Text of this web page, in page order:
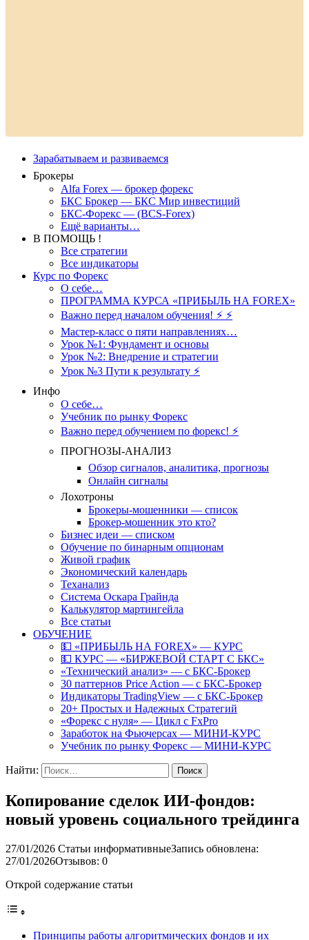
Зарабатываем и развиваемся
Брокеры
Alfa Forex — брокер форекс
БКС Брокер — БКС Мир инвестиций
БКС-Форекс — (BCS-Forex)
Ещё варианты…
В ПОМОЩЬ !
Все стратегии
Все индикаторы
Курс по Форекс
О себе…
ПРОГРАММА КУРСА «ПРИБЫЛЬ НА FOREX»
Важно перед началом обучения! ⚡ ⚡
Мастер-класс о пяти направлениях…
Урок №1: Фундамент и основы
Урок №2: Внедрение и стратегии
Урок №3 Пути к результату ⚡️
Инфо
О себе…
Учебник по рынку Форекс
Важно перед обучением по форекс! ⚡
ПРОГНОЗЫ-АНАЛИЗ
Обзор сигналов, аналитика, прогнозы
Онлайн сигналы
Лохотроны
Брокеры-мошенники — список
Брокер-мошенник это кто?
Бизнес идеи — списком
Обучение по бинарным опционам
Живой график
Экономический календарь
Теханализ
Система Оскара Грайнда
Калькулятор мартингейла
Все статьи
ОБУЧЕНИЕ
💵 «ПРИБЫЛЬ НА FOREX» — КУРС
💵 КУРС — «БИРЖЕВОЙ СТАРТ С БКС»
«Технический анализ» — с БКС-Брокер
30 паттернов Price Action — с БКС-Брокер
Индикаторы TradingView — с БКС-Брокер
20+ Простых и Надежных Стратегий
«Форекс с нуля» — Цикл с FxPro
Заработок на Фьючерсах — МИНИ-КУРС
Учебник по рынку Форекс — МИНИ-КУРС
Найти:
Копирование сделок ИИ-фондов:
новый уровень социального трейдинга
27/01/2026 Статьи информативныеЗапись обновлена:
27/01/2026Отзывов: 0
Открой содержание статьи
Принципы работы алгоритмических фондов и их